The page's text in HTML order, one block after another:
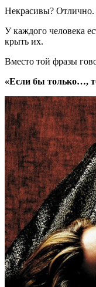
Некра­си­вы?
У каж­до­го че­ло­ве­ка
крыть их.
Вме­сто той фразы
«Если бы только…,